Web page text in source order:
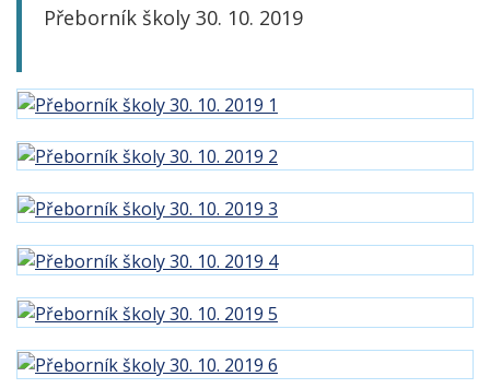
Přeborník školy 30. 10. 2019